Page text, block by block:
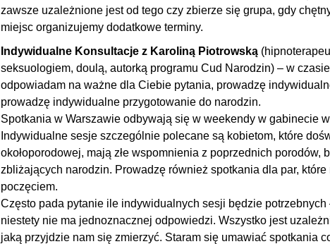
zawsze uzależnione jest od tego czy zbierze się grupa, gdy
miejsc organizujemy dodatkowe terminy.
Indywidualne Konsultacje z Karoliną Piotrowską
seksuologiem, doulą, autorką programu Cud Narodzin) – w
odpowiadam na ważne dla Ciebie pytania, prowadzę
prowadzę indywidualne przygotowanie do narodzin.
Spotkania w Warszawie odbywają się w weekendy w gabinecie
Indywidualne sesje szczególnie polecane są kobietom, które
okołoporodowej, mają złe wspomnienia z poprzednich porodów,
zbliżających narodzin. Prowadzę również spotkania dla par, które
poczęciem.
Często pada pytanie ile indywidualnych sesji będzie potrzebnych
niestety nie ma jednoznacznej odpowiedzi. Wszystko jest
jaką przyjdzie nam się zmierzyć. Staram się umawiać spotkania